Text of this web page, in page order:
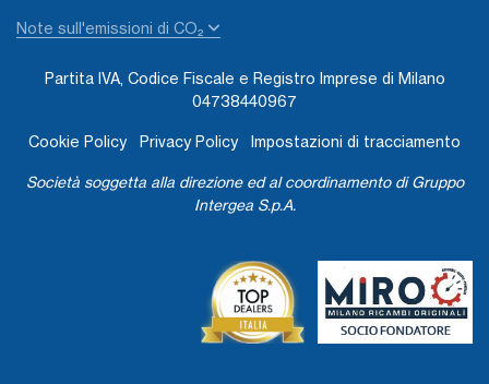
Note sull'emissioni di CO₂
Partita IVA, Codice Fiscale e Registro Imprese di Milano
04738440967
Cookie Policy Privacy Policy Impostazioni di tracciamento
Società soggetta alla direzione ed al coordinamento di Gruppo
Intergea S.p.A.